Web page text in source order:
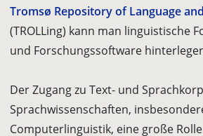
Tromsø Repository of Language
(TROLLing) kann man linguistische
und Forschungssoftware
Der Zugang zu Text- und
Sprachwissenschaften,
Computerlinguistik, eine große